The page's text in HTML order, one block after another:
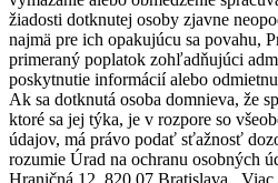
žiadosti dotknutej osoby zjavne
najmä pre ich opakujúcu sa povahu,
primeraný poplatok zohľadňujúci
poskytnutie informácií alebo
Ak sa dotknutá osoba domnieva, že
ktoré sa jej týka, je v rozpore so
údajov, má právo podať sťažnosť
rozumie Úrad na ochranu osobných
Hraničná 12, 820 07 Bratislava.,